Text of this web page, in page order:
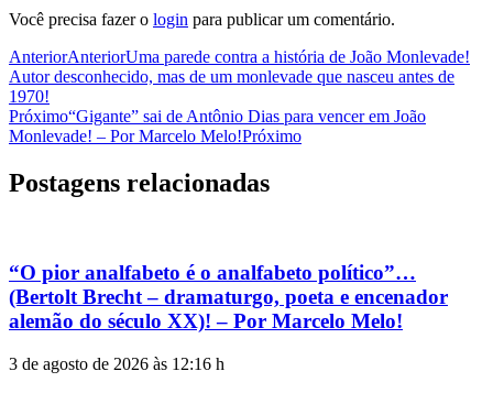
Você precisa fazer o login para publicar um comentário.
AnteriorAnteriorUma parede contra a história de João Monlevade!
Autor desconhecido, mas de um monlevade que nasceu antes de
1970!
Próximo“Gigante” sai de Antônio Dias para vencer em João
Monlevade! – Por Marcelo Melo!Próximo
Postagens relacionadas
“O pior analfabeto é o analfabeto político”…
(Bertolt Brecht – dramaturgo, poeta e encenador
alemão do século XX)! – Por Marcelo Melo!
3 de agosto de 2026 às 12:16 h